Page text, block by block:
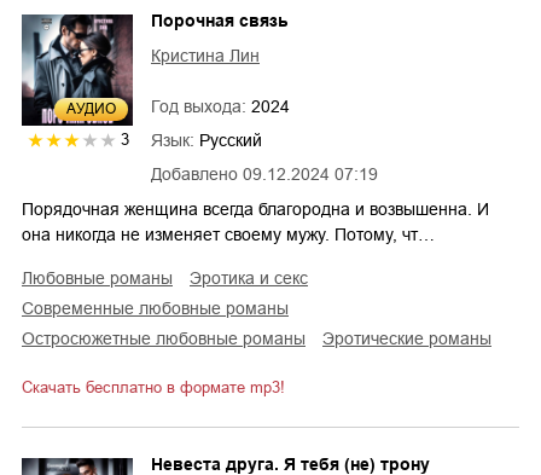
AУДИО
3
Добавлено 09.12.2024 07:19
Порочная связь
Кристина Лин
Год выхода: 2024
Язык: Русский
Порядочная женщина всегда благородна и возвышенна. И
она никогда не изменяет своему мужу. Потому, чт…
любовные романы
эротика и секс
современные любовные романы
остросюжетные любовные романы
эротические романы
Скачать бесплатно в формате mp3!
Невеста друга. Я тебя (не) трону